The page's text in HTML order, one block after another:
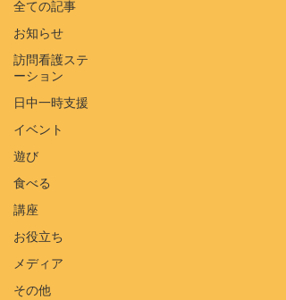
全ての記事
お知らせ
訪問看護ステ
ーション
日中一時支援
イベント
遊び
食べる
講座
お役立ち
メディア
その他